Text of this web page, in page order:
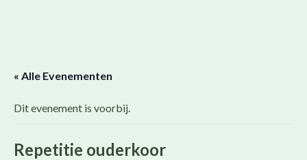
« Alle Evenementen
Dit evenement is voorbij.
Repetitie ouderkoor